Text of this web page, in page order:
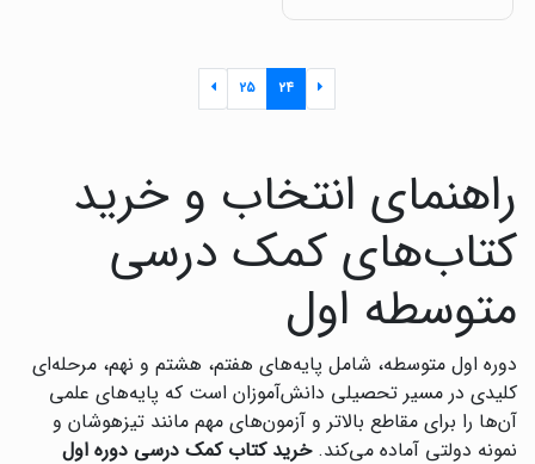
۲۴ ۲۵
راهنمای انتخاب و خرید
کتاب‌های کمک درسی
متوسطه اول
دوره اول متوسطه، شامل پایه‌های هفتم، هشتم و نهم، مرحله‌ای
کلیدی در مسیر تحصیلی دانش‌آموزان است که پایه‌های علمی
آن‌ها را برای مقاطع بالاتر و آزمون‌های مهم مانند تیزهوشان و
نمونه دولتی آماده می‌کند.خرید کتاب کمک درسی دوره اول